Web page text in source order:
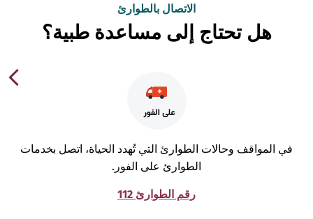
الاتصال بالطوارئ
هل تحتاج إلى مساعدة طبية؟
المواقف وحالات الطوارئ التي تُهدد الحياة، اتصل بخدمات
الطوارئ على الفور.
رقم الطوارئ 112